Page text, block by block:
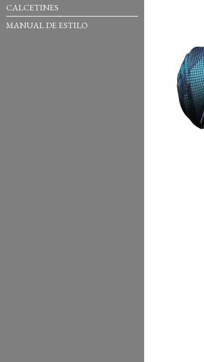
CALCETINES
MANUAL DE ESTILO